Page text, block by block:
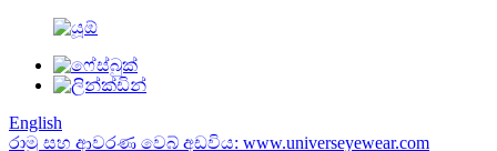
English
රාමු සහ ආවරණ වෙබ් අඩවිය: www.universeyewear.com